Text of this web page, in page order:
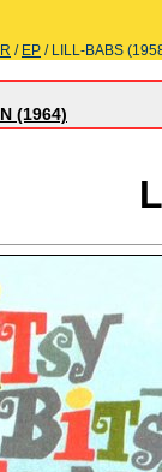
/ EP / LILL-BABS
(1964)